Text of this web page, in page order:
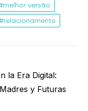
melhor versão
relacionamento
la Era Digital:
y Futuras